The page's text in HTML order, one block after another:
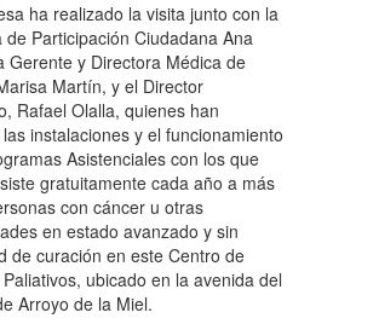
ha realizado la visita junto con la
de Participación Ciudadana Ana
Gerente y Directora Médica de
Martín, y el Director
Rafael Olalla, quienes han
instalaciones y el funcionamiento
Asistenciales con los que
gratuitamente cada año a más
con cáncer u otras
en estado avanzado y sin
de curación en este Centro de
ubicado en la avenida del
Arroyo de la Miel.